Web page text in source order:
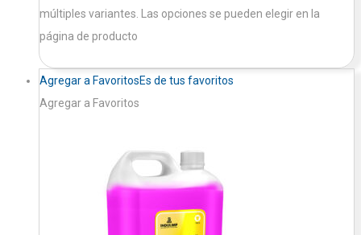
múltiples variantes. Las opciones se pueden elegir en la
página de producto
Agregar a FavoritosEs de tus favoritos
Agregar a Favoritos